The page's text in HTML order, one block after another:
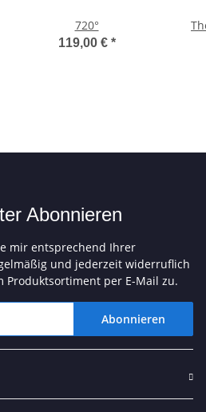
720°
119,00 € *
Abonnieren
mir entsprechend Ihrer
und jederzeit widerruflich
Produktsortiment per E-Mail zu.
Abonnieren